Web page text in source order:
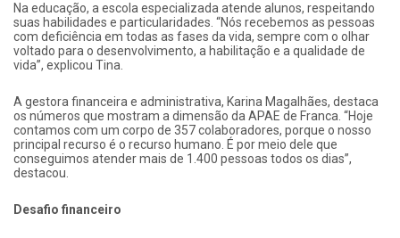
Na educação, a escola especializada atende alunos, respeitando
suas habilidades e particularidades. “Nós recebemos as pessoas
com deficiência em todas as fases da vida, sempre com o olhar
voltado para o desenvolvimento, a habilitação e a qualidade de
vida”, explicou Tina.
A gestora financeira e administrativa, Karina Magalhães, destaca
os números que mostram a dimensão da APAE de Franca. “Hoje
contamos com um corpo de 357 colaboradores, porque o nosso
principal recurso é o recurso humano. É por meio dele que
conseguimos atender mais de 1.400 pessoas todos os dias”,
destacou.
Desafio financeiro